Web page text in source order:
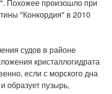
Похожее произошло при
"Конкордия" в 2010
судов в районе
кристаллогидрата
если с морского дна
образует пузырь,